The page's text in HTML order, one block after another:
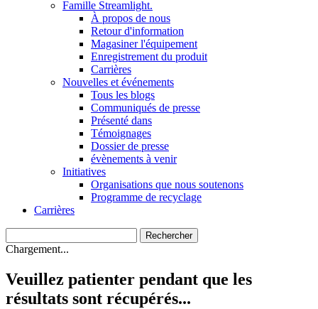
Famille Streamlight.
À propos de nous
Retour d'information
Magasiner l'équipement
Enregistrement du produit
Carrières
Nouvelles et événements
Tous les blogs
Communiqués de presse
Présenté dans
Témoignages
Dossier de presse
évènements à venir
Initiatives
Organisations que nous soutenons
Programme de recyclage
Carrières
Chargement...
Veuillez patienter pendant que les
résultats sont récupérés...